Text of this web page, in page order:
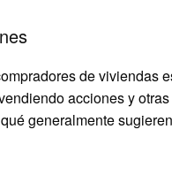
de viviendas
acciones y
generalmente